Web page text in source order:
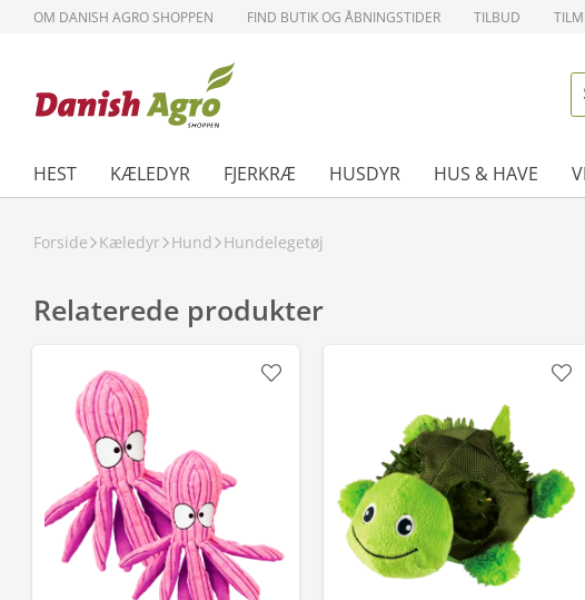
OM DANISH AGRO SHOPPEN FIND BUTIK OG ÅBNINGSTIDER TILBUD
HEST KÆLEDYR FJERKRÆ HUSDYR HUS & HAVE
Forside Kæledyr Hund Hundelegetøj
Relaterede produkter